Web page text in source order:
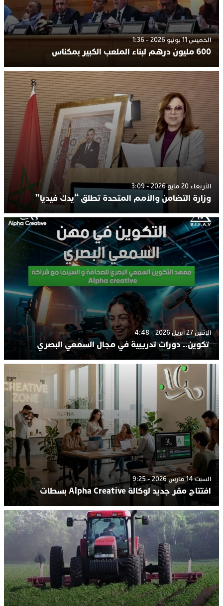
الخميس 11 يونيو 2026 - 1:36
600 مليون درهم لبناء الملعب الكبير بمكناس
الأربعاء 20 مايو 2026 - 3:09
وزارة التضامن والأمم المتحدة تطلق “يدك فيديا”
الإثنين 27 أبريل 2026 - 4:48
تكوين.. دورات تدريبية في مجال السمعي البصري
السبت 14 مارس 2026 - 9:25
افتتاح مقر جديد لوكالة Alpha Creative بسطات